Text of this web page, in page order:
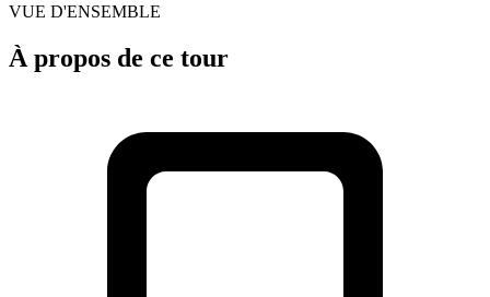
VUE D'ENSEMBLE
À propos de ce tour